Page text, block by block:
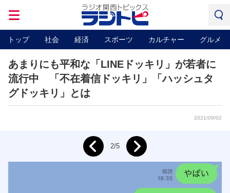
トップ 社会 経済 スポーツ カルチャー グルメ
あまりにも平和な「LINEドッキリ」が若者に
流行中 「不在着信ドッキリ」「ハッシュタ
グドッキリ」とは
2021/09/02
Prev 2/5 Next